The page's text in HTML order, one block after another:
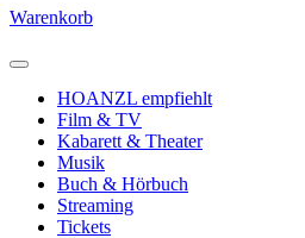
Warenkorb
HOANZL empfiehlt
Film & TV
Kabarett & Theater
Musik
Buch & Hörbuch
Streaming
Tickets